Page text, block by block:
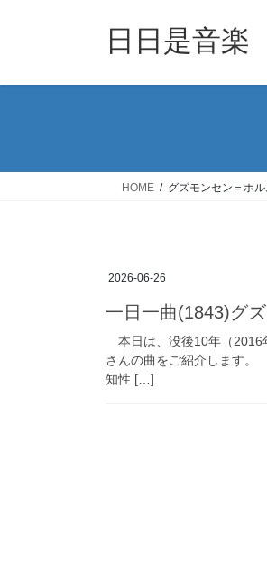
日日是音楽
HOME グズモンセン＝ホ
2026-06-26
一日一曲(1843)グ
本日は、没後10年（2016
さんの曲をご紹介します。
知性 […]